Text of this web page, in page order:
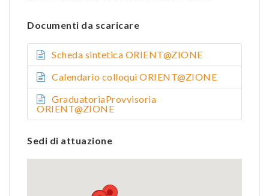
Documenti da scaricare
Scheda sintetica ORIENT@ZIONE
Calendario colloqui ORIENT@ZIONE
GraduatoriaProvvisoria
ORIENT@ZIONE
Sedi di attuazione